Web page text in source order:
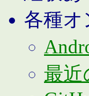
各種
最近